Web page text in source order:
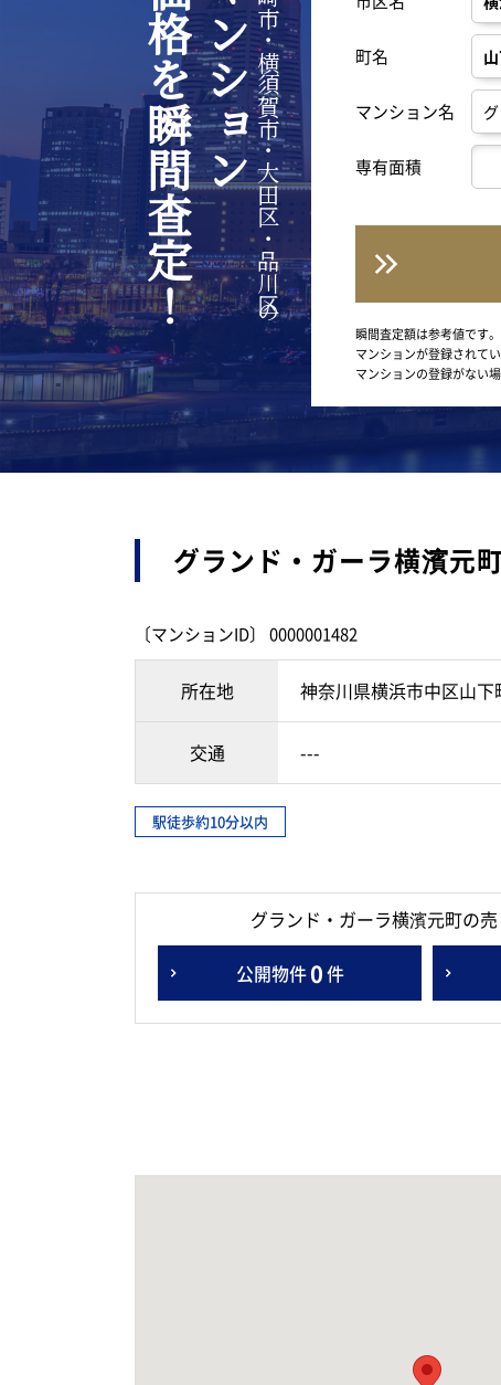
横浜市・川崎市・横須賀市・大田区・品川区の
相場価格を瞬間査定！ 町名
マンション名
専有面積
瞬間査定額は参考値です
マンションが登録されて
マンションの登録がない
グランド・ガーラ横濱元
〔マンションID〕 0000001482
所在地 神奈川県横浜市中区山下
交通 ---
駅徒歩約10分以内
グランド・ガーラ横濱元町の
公開物件0件